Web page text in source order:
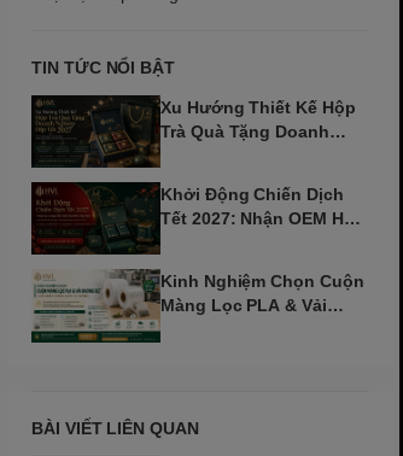
TIN TỨC NỔI BẬT
Xu Hướng Thiết Kế Hộp
Trà Quà Tặng Doanh
Khởi Động Chiến Dịch
Tết 2027: Nhận OEM Hộp
Kinh Nghiệm Chọn Cuộn
Màng Lọc PLA & Vải
BÀI VIẾT LIÊN QUAN